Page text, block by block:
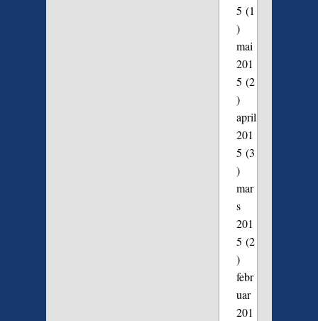
5 (1
)
mai
201
5 (2
)
april
201
5 (3
)
mar
s
201
5 (2
)
febr
uar
201